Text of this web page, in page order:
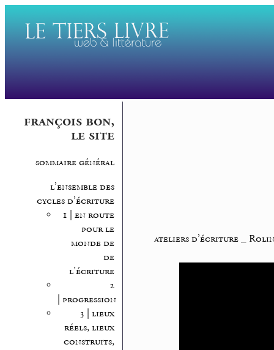
françois bon,
le site
sommaire général
l’ensemble des
cycles d’écriture
1 | en route
pour le
monde de
de
l’écriture
2
| progression
3 | lieux
réels, lieux
construits,
ateliers d’écriture_